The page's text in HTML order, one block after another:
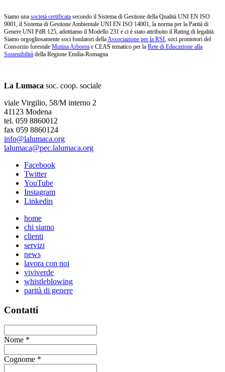
Siamo una società certificata secondo il Sistema di Gestione della Qualità UNI EN ISO
9001, il Sistema di Gestione Ambientale UNI EN ISO 14001, la norma per la Parità di
Genere UNI PdR 125, adottiamo il Modello 231 e ci è stato attribuito il Rating di legalità.
Siamo orgogliosamente soci fondatori dellaAssociazione per la RSI, soci promotori del
Consorzio forestale Mutina Arborea e CEAS tematico per la Rete di Educazione alla
Sostenibilità della Regione Emilia-Romagna
La Lumaca soc. coop. sociale
viale Virgilio, 58/M interno 2
41123 Modena
tel. 059 8860012
fax 059 8860124
info@lalumaca.org
lalumaca@pec.lalumaca.org
Facebook
Twitter
YouTube
Instagram
Linkedin
home
chi siamo
clienti
servizi
news
lavora con noi
viviverde
whistleblowing
parità di genere
Contatti
Nome *
Cognome *